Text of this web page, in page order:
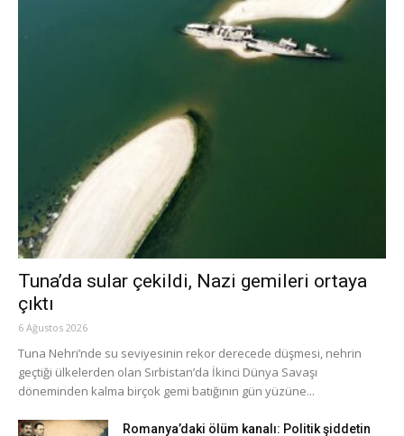
Tuna’da sular çekildi, Nazi gemileri ortaya
çıktı
6 Ağustos 2026
Tuna Nehri’nde su seviyesinin rekor derecede düşmesi, nehrin
geçtiği ülkelerden olan Sırbistan’da İkinci Dünya Savaşı
döneminden kalma birçok gemi batığının gün yüzüne...
Romanya’daki ölüm kanalı: Politik şiddetin